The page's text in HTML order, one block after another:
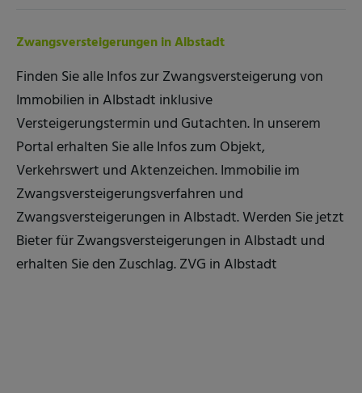
Zwangsversteigerungen in Albstadt
Finden Sie alle Infos zur Zwangsversteigerung von
Immobilien in Albstadt inklusive
Versteigerungstermin und Gutachten. In unserem
Portal erhalten Sie alle Infos zum Objekt,
Verkehrswert und Aktenzeichen. Immobilie im
Zwangsversteigerungsverfahren und
Zwangsversteigerungen in Albstadt. Werden Sie jetzt
Bieter für Zwangsversteigerungen in Albstadt und
erhalten Sie den Zuschlag. ZVG in Albstadt